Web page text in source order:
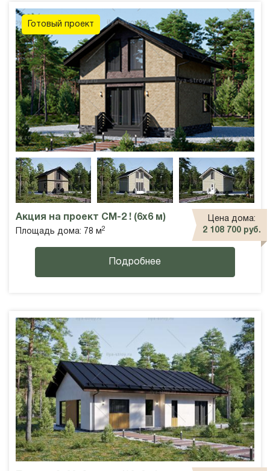
Готовый проект
Акция на проект СМ-2 ! (6х6 м)
Площадь дома: 78 м 2
Цена дома:
2 108 700 руб.
Подробнее